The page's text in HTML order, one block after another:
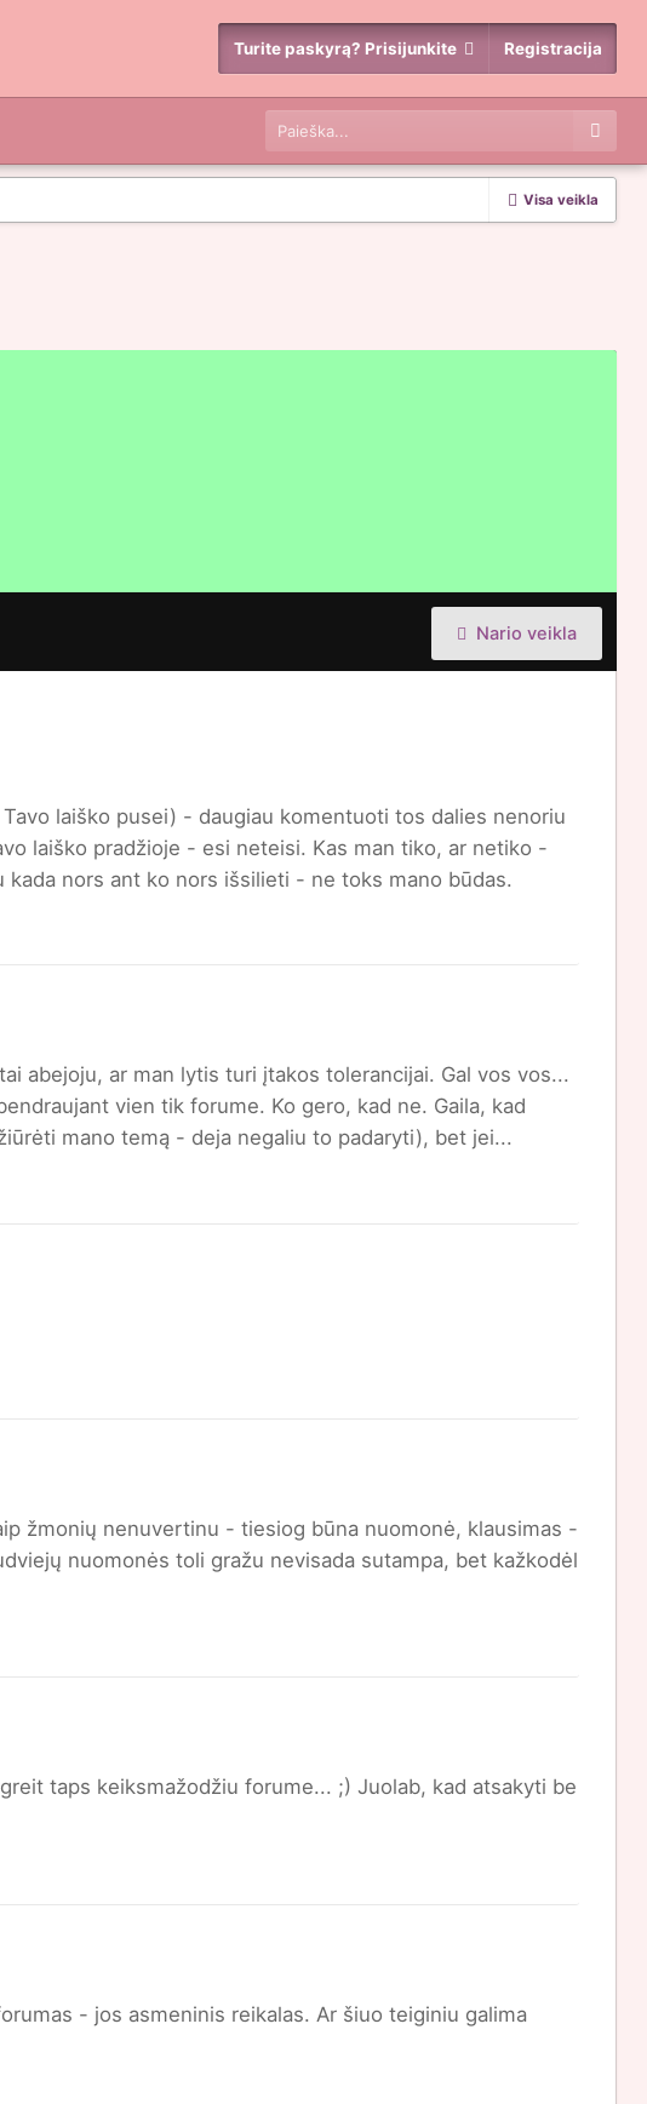
Turite paskyrą? Prisijunkite Registracija
Visa veikla
Nario veikla
laiško pusei) - daugiau komentuoti tos dalies nenoriu
laiško pradžioje - esi neteisi. Kas man tiko, ar netiko -
kada nors ant ko nors išsilieti - ne toks mano būdas.
abejoju, ar man lytis turi įtakos tolerancijai. Gal vos vos...
vien tik forume. Ko gero, kad ne. Gaila, kad
mano temą - deja negaliu to padaryti), bet jei...
žmonių nenuvertinu - tiesiog būna nuomonė, klausimas -
nuomonės toli gražu nevisada sutampa, bet kažkodėl
taps keiksmažodžiu forume... ;) Juolab, kad atsakyti be
- jos asmeninis reikalas. Ar šiuo teiginiu galima